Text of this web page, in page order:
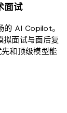
面试
的 AI Copilot。
面试与面后复
和顶级模型能